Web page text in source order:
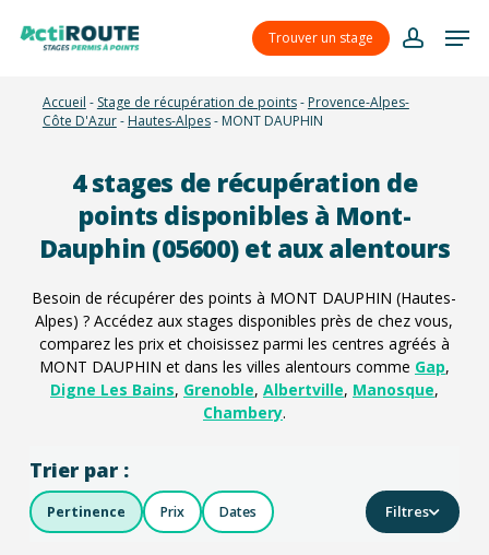
Trouver un stage
account
Accueil - Stage de récupération de points- Provence-Alpes-
Côte D'Azur- Hautes-Alpes- MONT DAUPHIN
4stages de récupération de
points disponibles à Mont-
Dauphin (05600) et aux alentours
Besoin de récupérer des points à MONT DAUPHIN (Hautes-
Alpes) ? Accédez aux stages disponibles près de chez vous,
comparez les prix et choisissez parmi les centres agréés à
MONT DAUPHIN et dans les villes alentours comme Gap,
Digne Les Bains, Grenoble, Albertville, Manosque,
Chambery.
Trier par :
Pertinence Prix Dates Filtres